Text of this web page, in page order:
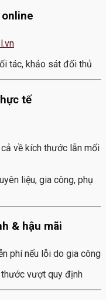
tác, khảo sát đối thủ
tế
về kích thước lẫn mối
liệu, gia công, phụ
& hậu mãi
phí nếu lỗi do gia công
thước vượt quy định